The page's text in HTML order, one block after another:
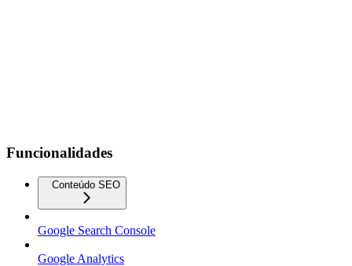
Funcionalidades
Conteúdo SEO
Google Search Console
Google Analytics